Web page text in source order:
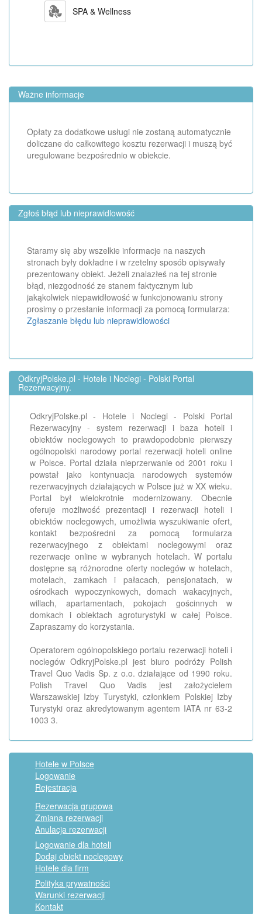
SPA & Wellness
Ważne informacje
Opłaty za dodatkowe usługi nie zostaną automatycznie
doliczane do całkowitego kosztu rezerwacji i muszą być
uregulowane bezpośrednio w obiekcie.
Zgłoś błąd lub nieprawidlowość
Staramy się aby wszelkie informacje na naszych
stronach były dokładne i w rzetelny sposób opisywały
prezentowany obiekt. Jeżeli znalazłeś na tej stronie
błąd, niezgodność ze stanem faktycznym lub
jakąkolwiek niepawidłowość w funkcjonowaniu strony
prosimy o przesłanie informacji za pomocą formularza:
Zgłaszanie błędu lub nieprawidlowości
OdkryjPolske.pl - Hotele i Noclegi - Polski Portal
Rezerwacyjny.
OdkryjPolske.pl - Hotele i Noclegi - Polski Portal
Rezerwacyjny - system rezerwacji i baza hoteli i
obiektów noclegowych to prawdopodobnie pierwszy
ogólnopolski narodowy portal rezerwacji hoteli online
w Polsce. Portal działa nieprzerwanie od 2001 roku i
powstał jako kontynuacja narodowych systemów
rezerwacyjnych działających w Polsce już w XX wieku.
Portal był wielokrotnie modernizowany. Obecnie
oferuje możliwość prezentacji i rezerwacji hoteli i
obiektów noclegowych, umożliwia wyszukiwanie ofert,
kontakt bezpośredni za pomocą formularza
rezerwacyjnego z obiektami noclegowymi oraz
rezerwacje online w wybranych hotelach. W portalu
dostępne są różnorodne oferty noclegów w hotelach,
motelach, zamkach i pałacach, pensjonatach, w
ośrodkach wypoczynkowych, domach wakacyjnych,
willach, apartamentach, pokojach gościnnych w
domkach i obiektach agroturystyki w całej Polsce.
Zapraszamy do korzystania.
Operatorem ogólnopolskiego portalu rezerwacji hoteli i
noclegów OdkryjPolske.pl jest biuro podróży Polish
Travel Quo Vadis Sp. z o.o. działające od 1990 roku.
Polish Travel Quo Vadis jest założycielem
Warszawskiej Izby Turystyki, członkiem Polskiej Izby
Turystyki oraz akredytowanym agentem IATA nr 63-2
1003 3.
Hotele w Polsce
Logowanie
Rejestracja
Rezerwacja grupowa
Zmiana rezerwacji
Anulacja rezerwacji
Logowanie dla hoteli
Dodaj obiekt noclegowy
Hotele dla firm
Polityka prywatności
Warunki rezerwacji
Kontakt